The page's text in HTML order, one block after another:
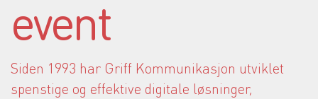
event
Siden 1993 har Griff Kommunikasjon utviklet
spenstige og effektive digitale løsninger,